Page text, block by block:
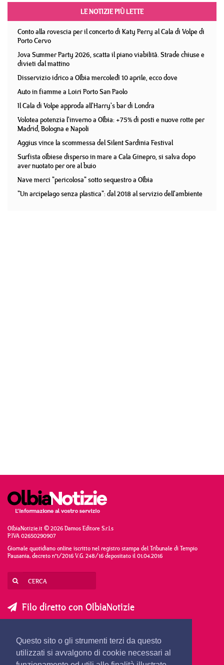
Questo sito o gli strumenti terzi da questo
utilizzati si avvalgono di cookie necessari al
LE NOTIZIE PIÙ LETTE
Conto alla rovescia per il concerto di Katy Perry al Cala di Volpe di
Porto Cervo
Jova Summer Party 2026, scatta il piano viabilità. Strade chiuse e
divieti dal mattino
Disservizio idrico a Olbia mercoledì 10 aprile, ecco dove
Auto in fiamme a Loiri Porto San Paolo
Il Cala di Volpe approda all'Harry's bar di Londra
Volotea potenzia l'inverno a Olbia: +75% di posti e nuove rotte per
Madrid, Bologna e Napoli
Aggius vince la scommessa del Silent Sardinia Festival
Surfista olbiese disperso in mare a Cala Ginepro, si salva dopo
aver nuotato per ore al buio
Nave merci "pericolosa" sotto sequestro a Olbia
"Un arcipelago senza plastica": dal 2018 al servizio dell'ambiente
OlbiaNotizie.it © 2026 Damos Editore S.r.l.s
P.IVA 02650290907
Giornale quotidiano online iscritto nel registro stampa del Tribunale di Tempio
Pausania, decreto n°1/2016 V.G. 248/16 depositato il 01.04.2016
Filo diretto con OlbiaNotizie
SEGNALA UNA NOTIZIA
SEGNALA UN EVENTO